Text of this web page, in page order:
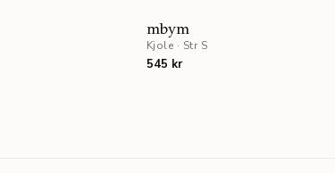
mbym
Kjole · Str S
545 kr